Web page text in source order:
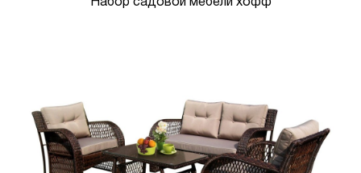
Набор садовой мебели хофф